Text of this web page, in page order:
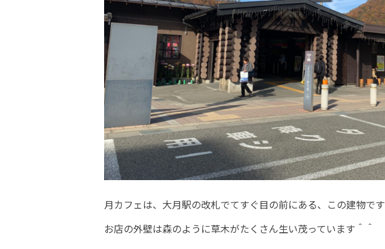
月カフェは、大月駅の改札でてすぐ目の前にある、この建物です
お店の外壁は森のように草木がたくさん生い茂っています＾＾